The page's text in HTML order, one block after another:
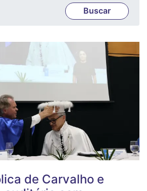
de Carvalho e